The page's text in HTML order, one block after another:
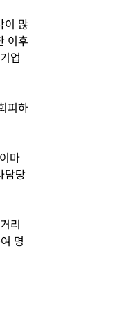
이 많
이후
업
피하
마
담당
리
명